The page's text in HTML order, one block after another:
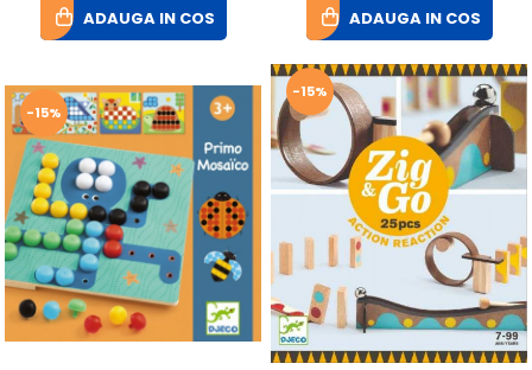
ADAUGA IN COS ADAUGA IN COS
-15%
-15%